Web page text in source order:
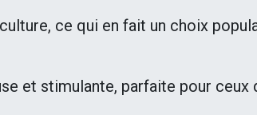
ce qui en fait un choix
et stimulante, parfaite pour ceux